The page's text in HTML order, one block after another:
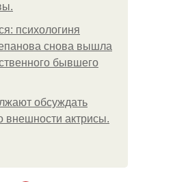
психологиня
снова вышла
бывшего
обсуждать
внешности актрисы.